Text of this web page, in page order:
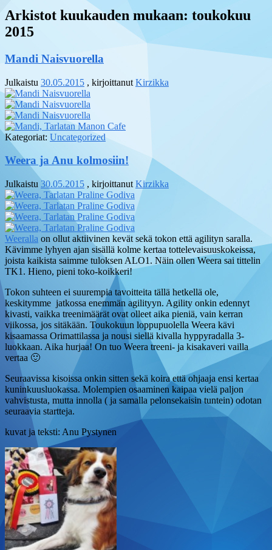
Arkistot kuukauden mukaan: toukokuu
2015
Mandi Naisvuorella
Julkaistu 30.05.2015 , kirjoittanut Kirzikka
Kategoriat: Uncategorized
Weera ja Anu kolmosiin!
Julkaistu 30.05.2015 , kirjoittanut Kirzikka
Weeralla on ollut aktiivinen kevät sekä tokon että agilityn saralla.
Kävimme lyhyen ajan sisällä kolme kertaa tottelevaisuuskokeissa,
joista kaikista saimme tuloksen ALO1. Näin ollen Weera sai tittelin
TK1. Hieno, pieni toko-koikkeri!
Tokon suhteen ei suurempia tavoitteita tällä hetkellä ole,
keskitymme jatkossa enemmän agilityyn. Agility onkin edennyt
kivasti, vaikka treenimäärät ovat olleet aika pieniä, vain kerran
viikossa, jos sitäkään. Toukokuun loppupuolella Weera kävi
kisaamassa Orimattilassa ja nousi siellä kivalla hyppyradalla 3-
luokkaan. Aika hurjaa! On tuo Weera treeni- ja kisakaveri vailla
vertaa 🙂
Seuraavissa kisoissa onkin sitten sekä koira että ohjaaja ensi kertaa
kuninkuusluokassa. Molempien osaaminen kaipaa vielä paljon
vahvistusta, mutta innolla ( ja samalla pelonsekaisin tuntein) odotan
seuraavia startteja.
kuvat ja teksti: Anu Pystynen